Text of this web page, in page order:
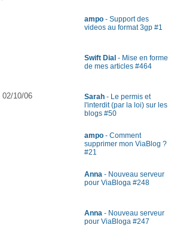
02/10/06
ampo - Support des
videos au format 3gp #1
Swift Dial - Mise en forme
de mes articles #464
Sarah - Le permis et
l'interdit (par la loi) sur les
blogs #50
ampo - Comment
supprimer mon ViaBlog ?
#21
Anna - Nouveau serveur
pour ViaBloga #248
Anna - Nouveau serveur
pour ViaBloga #247